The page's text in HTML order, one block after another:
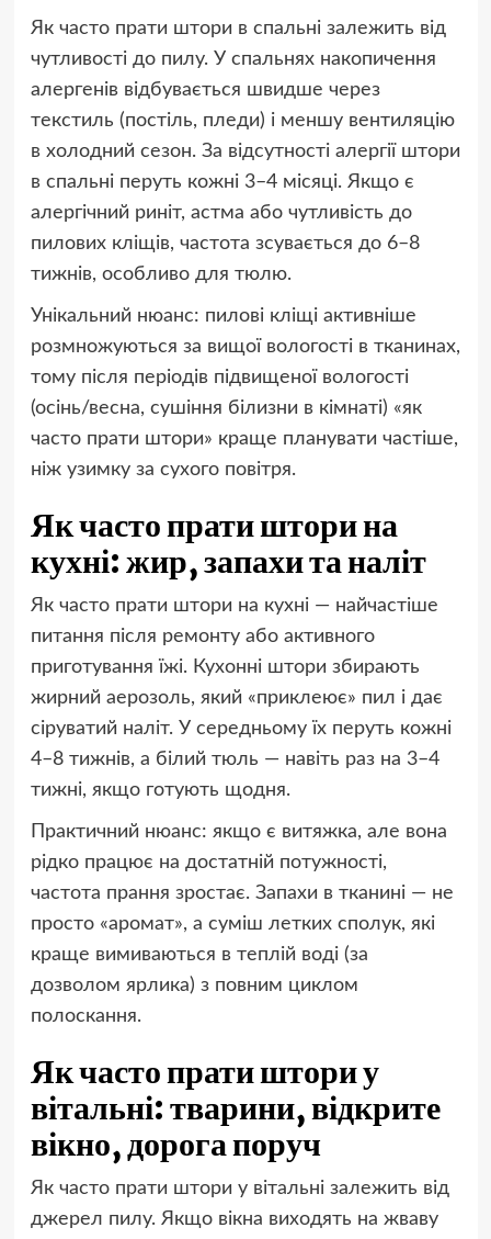
Як часто прати штори в спальні залежить від
чутливості до пилу. У спальнях накопичення
алергенів відбувається швидше через
текстиль (постіль, пледи) і меншу вентиляцію
в холодний сезон. За відсутності алергії штори
в спальні перуть кожні 3–4 місяці. Якщо є
алергічний риніт, астма або чутливість до
пилових кліщів, частота зсувається до 6–8
тижнів, особливо для тюлю.
Унікальний нюанс: пилові кліщі активніше
розмножуються за вищої вологості в тканинах,
тому після періодів підвищеної вологості
(осінь/весна, сушіння білизни в кімнаті) «як
часто прати штори» краще планувати частіше,
ніж узимку за сухого повітря.
Як часто прати штори на
кухні: жир, запахи та наліт
Як часто прати штори на кухні — найчастіше
питання після ремонту або активного
приготування їжі. Кухонні штори збирають
жирний аерозоль, який «приклеює» пил і дає
сіруватий наліт. У середньому їх перуть кожні
4–8 тижнів, а білий тюль — навіть раз на 3–4
тижні, якщо готують щодня.
Практичний нюанс: якщо є витяжка, але вона
рідко працює на достатній потужності,
частота прання зростає. Запахи в тканині — не
просто «аромат», а суміш летких сполук, які
краще вимиваються в теплій воді (за
дозволом ярлика) з повним циклом
полоскання.
Як часто прати штори у
вітальні: тварини, відкрите
вікно, дорога поруч
Як часто прати штори у вітальні залежить від
джерел пилу. Якщо вікна виходять на жваву